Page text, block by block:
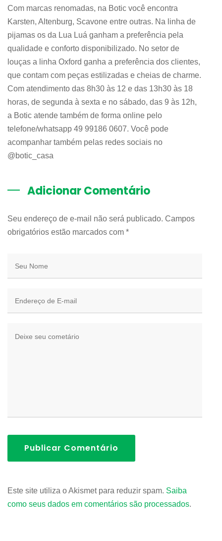
Com marcas renomadas, na Botic você encontra
Karsten, Altenburg, Scavone entre outras. Na linha de
pijamas os da Lua Luá ganham a preferência pela
qualidade e conforto disponibilizado. No setor de
louças a linha Oxford ganha a preferência dos clientes,
que contam com peças estilizadas e cheias de charme.
Com atendimento das 8h30 às 12 e das 13h30 às 18
horas, de segunda à sexta e no sábado, das 9 às 12h,
a Botic atende também de forma online pelo
telefone/whatsapp 49 99186 0607. Você pode
acompanhar também pelas redes sociais no
@botic_casa
Adicionar Comentário
Seu endereço de e-mail não será publicado. Campos
obrigatórios estão marcados com *
Publicar Comentário
Este site utiliza o Akismet para reduzir spam. Saiba
como seus dados em comentários são processados.